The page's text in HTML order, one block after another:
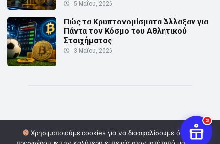
3
5 Μαΐου, 2026
Πώς τα Κρυπτονομίσματα Άλλαξαν για
Πάντα τον Κόσμο του Αθλητικού
Στοιχήματος
3 Μαΐου, 2026
Χρησιμοποιούμε cookies για να διασφαλίσουμε ότι σας